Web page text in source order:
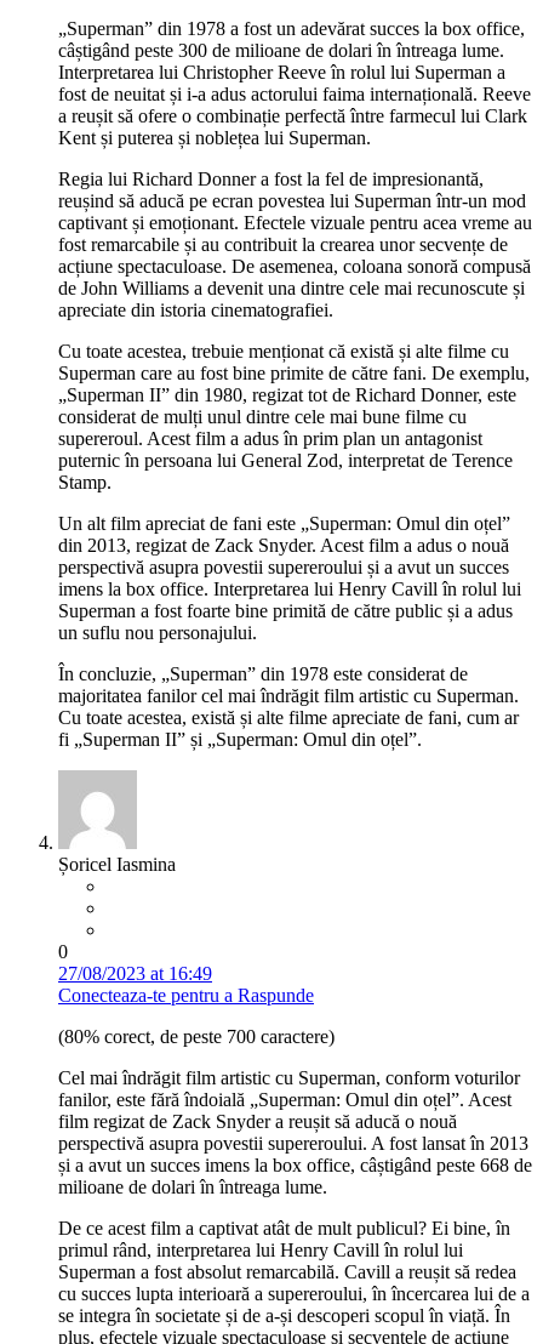
„Superman” din 1978 a fost un adevărat succes la box office,
câștigând peste 300 de milioane de dolari în întreaga lume.
Interpretarea lui Christopher Reeve în rolul lui Superman a
fost de neuitat și i-a adus actorului faima internațională. Reeve
a reușit să ofere o combinație perfectă între farmecul lui Clark
Kent și puterea și noblețea lui Superman.
Regia lui Richard Donner a fost la fel de impresionantă,
reușind să aducă pe ecran povestea lui Superman într-un mod
captivant și emoționant. Efectele vizuale pentru acea vreme au
fost remarcabile și au contribuit la crearea unor secvențe de
acțiune spectaculoase. De asemenea, coloana sonoră compusă
de John Williams a devenit una dintre cele mai recunoscute și
apreciate din istoria cinematografiei.
Cu toate acestea, trebuie menționat că există și alte filme cu
Superman care au fost bine primite de către fani. De exemplu,
„Superman II” din 1980, regizat tot de Richard Donner, este
considerat de mulți unul dintre cele mai bune filme cu
supereroul. Acest film a adus în prim plan un antagonist
puternic în persoana lui General Zod, interpretat de Terence
Stamp.
Un alt film apreciat de fani este „Superman: Omul din oțel”
din 2013, regizat de Zack Snyder. Acest film a adus o nouă
perspectivă asupra povestii supereroului și a avut un succes
imens la box office. Interpretarea lui Henry Cavill în rolul lui
Superman a fost foarte bine primită de către public și a adus
un suflu nou personajului.
În concluzie, „Superman” din 1978 este considerat de
majoritatea fanilor cel mai îndrăgit film artistic cu Superman.
Cu toate acestea, există și alte filme apreciate de fani, cum ar
fi „Superman II” și „Superman: Omul din oțel”.
Șoricel Iasmina
0
27/08/2023 at 16:49
Conecteaza-te pentru a Raspunde
(80% corect, de peste 700 caractere)
Cel mai îndrăgit film artistic cu Superman, conform voturilor
fanilor, este fără îndoială „Superman: Omul din oțel”. Acest
film regizat de Zack Snyder a reușit să aducă o nouă
perspectivă asupra povestii supereroului. A fost lansat în 2013
și a avut un succes imens la box office, câștigând peste 668 de
milioane de dolari în întreaga lume.
De ce acest film a captivat atât de mult publicul? Ei bine, în
primul rând, interpretarea lui Henry Cavill în rolul lui
Superman a fost absolut remarcabilă. Cavill a reușit să redea
cu succes lupta interioară a supereroului, în încercarea lui de a
se integra în societate și de a-și descoperi scopul în viață. În
plus, efectele vizuale spectaculoase și secvențele de acțiune